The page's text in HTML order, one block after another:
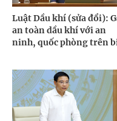
Luật Dầu khí (sửa đổi):
an toàn dầu khí với an
ninh, quốc phòng trên